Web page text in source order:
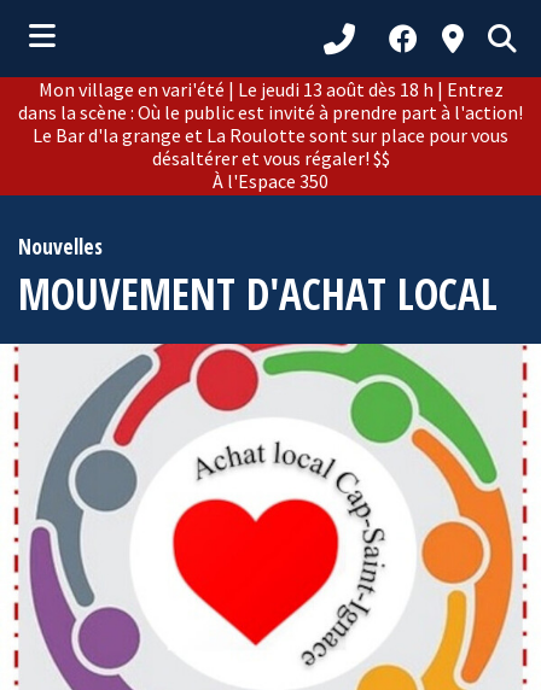
(Municipalité )
(Citoyens )
(Loisirs et culture )
(Développement )
(Tourisme )
Mon village en vari'été | Le jeudi 13 août dès 18 h | Entrez
dans la scène : Où le public est invité à prendre part à l'action!
Le Bar d'la grange et La Roulotte sont sur place pour vous
désaltérer et vous régaler! $$
À l'Espace 350
Nouvelles
MOUVEMENT D'ACHAT LOCAL